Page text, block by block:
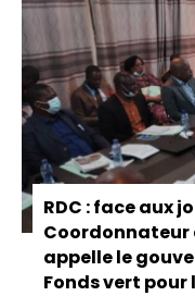
RDC : face aux
Coordonnateur
appelle le
Fonds vert